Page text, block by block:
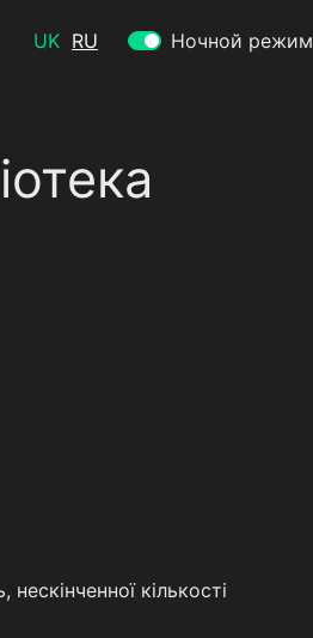
UK RU Ночной режим
кількості